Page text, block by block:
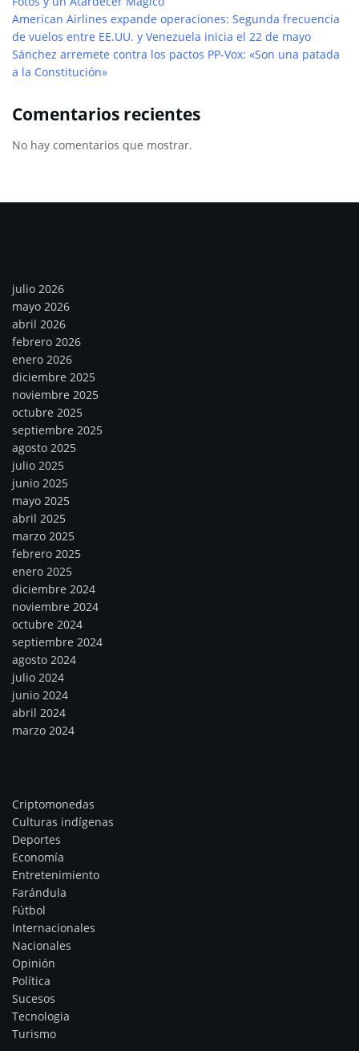
American Airlines expande operaciones: Segunda frecuencia
de vuelos entre EE.UU. y Venezuela inicia el 22 de mayo
Sánchez arremete contra los pactos PP-Vox: «Son una patada
a la Constitución»
Comentarios recientes
No hay comentarios que mostrar.
julio 2026
mayo 2026
abril 2026
febrero 2026
enero 2026
diciembre 2025
noviembre 2025
octubre 2025
septiembre 2025
agosto 2025
julio 2025
junio 2025
mayo 2025
abril 2025
marzo 2025
febrero 2025
enero 2025
diciembre 2024
noviembre 2024
octubre 2024
septiembre 2024
agosto 2024
julio 2024
junio 2024
abril 2024
marzo 2024
Criptomonedas
Culturas indígenas
Deportes
Economía
Entretenimiento
Farándula
Fútbol
Internacionales
Nacionales
Opinión
Política
Sucesos
Tecnologia
Turismo